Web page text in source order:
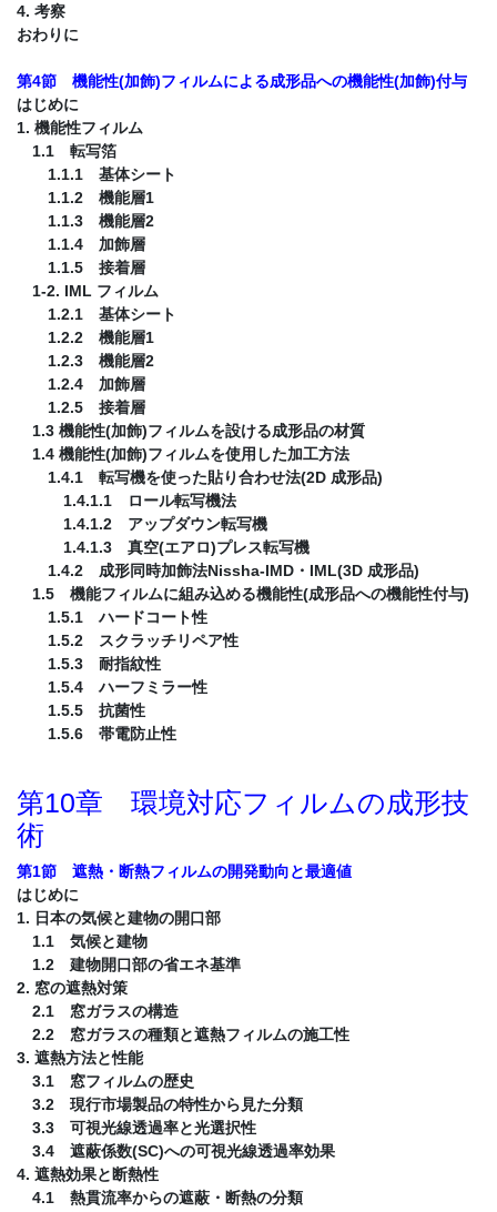
4. 考察
おわりに
第4節 機能性(加飾)フィルムによる成形品への機能性(加飾)付与
はじめに
1. 機能性フィルム
1.1 転写箔
1.1.1 基体シート
1.1.2 機能層1
1.1.3 機能層2
1.1.4 加飾層
1.1.5 接着層
1-2. IML フィルム
1.2.1 基体シート
1.2.2 機能層1
1.2.3 機能層2
1.2.4 加飾層
1.2.5 接着層
1.3 機能性(加飾)フィルムを設ける成形品の材質
1.4 機能性(加飾)フィルムを使用した加工方法
1.4.1 転写機を使った貼り合わせ法(2D 成形品)
1.4.1.1 ロール転写機法
1.4.1.2 アップダウン転写機
1.4.1.3 真空(エアロ)プレス転写機
1.4.2 成形同時加飾法Nissha-IMD・IML(3D 成形品)
1.5 機能フィルムに組み込める機能性(成形品への機能性付与)
1.5.1 ハードコート性
1.5.2 スクラッチリペア性
1.5.3 耐指紋性
1.5.4 ハーフミラー性
1.5.5 抗菌性
1.5.6 帯電防止性
第10章 環境対応フィルムの成形技
術
第1節 遮熱・断熱フィルムの開発動向と最適値
はじめに
1. 日本の気候と建物の開口部
1.1 気候と建物
1.2 建物開口部の省エネ基準
2. 窓の遮熱対策
2.1 窓ガラスの構造
2.2 窓ガラスの種類と遮熱フィルムの施工性
3. 遮熱方法と性能
3.1 窓フィルムの歴史
3.2 現行市場製品の特性から見た分類
3.3 可視光線透過率と光選択性
3.4 遮蔽係数(SC)への可視光線透過率効果
4. 遮熱効果と断熱性
4.1 熱貫流率からの遮蔽・断熱の分類